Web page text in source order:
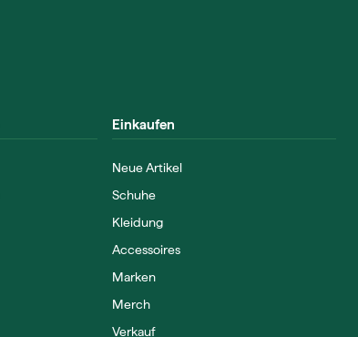
Einkaufen
Neue Artikel
Schuhe
Kleidung
Accessoires
Marken
Merch
Verkauf